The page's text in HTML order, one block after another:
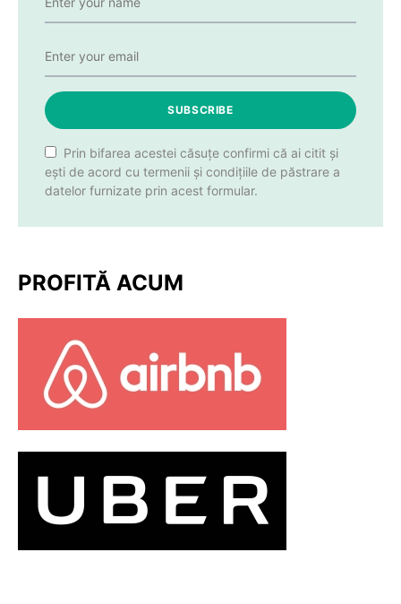
SUBSCRIBE
Prin bifarea acestei căsuțe confirmi că ai citit și
ești de acord cu termenii și condițiile de păstrare a
datelor furnizate prin acest formular.
PROFITĂ ACUM